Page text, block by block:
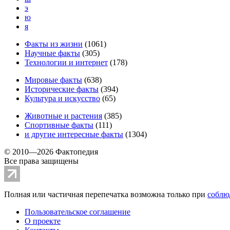
э
ю
я
Факты из жизни (1061)
Научные факты (305)
Технологии и интернет (178)
Мировые факты (638)
Исторические факты (394)
Культура и искусство (65)
Животные и растения (385)
Спортивные факты (111)
и другие интересные факты (1304)
© 2010—2026 Фактопедия
Все права защищены
Полная или частичная перепечатка возможна только при
Пользовательское соглашение
О проекте